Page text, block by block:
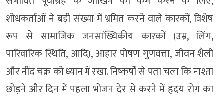
शोधकर्ताओं ने बड़ी संख्या में भ्रमित करने वाले कारकों, विशेष
रूप से सामाजिक जनसांख्यिकीय कारकों (उम्र, लिंग,
पारिवारिक स्थिति, आदि), आहार पोषण गुणवत्ता, जीवन शैली
और नींद चक्र को ध्यान में रखा. निष्कर्षों से पता चला कि नाश्ता
छोड़ने और दिन में पहला भोजन देर से करने में हृदय रोग का